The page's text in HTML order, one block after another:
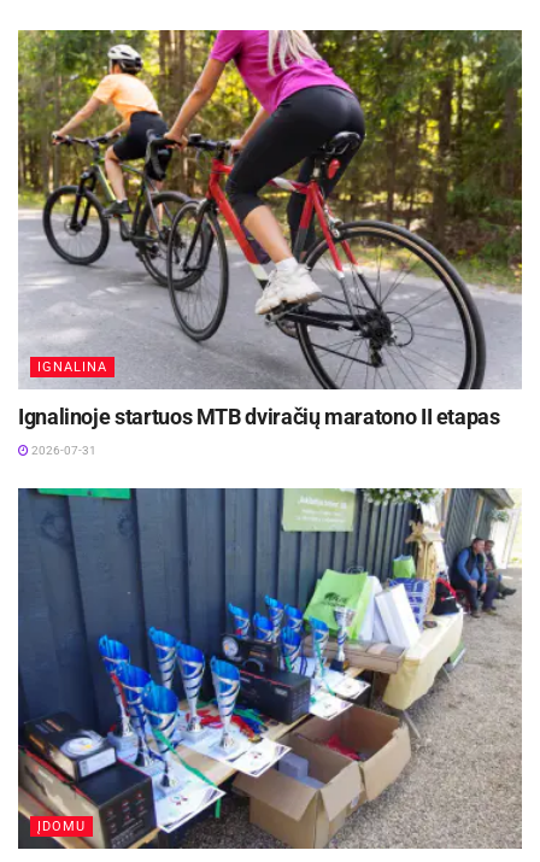
Atminimo dovanėlėmis apdovanoti ir dar 161
jaunasis sportininkas – baidarių-kanojų
irklavimo, bokso, dviračių, dziudo bei graikų ir
romėnų imtynių, lengvosios atletikos,
orientavimosi sporto, rankinio, stalo teniso,
sunkiosios atletikos, šachmatų bei triatlono
sporto atstovas.
IGNALINA
Ignalinoje startuos MTB dviračių maratono II etapas
2026-07-31
ĮDOMU